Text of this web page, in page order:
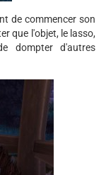
de commencer son
que l'objet, le lasso,
dompter d'autres